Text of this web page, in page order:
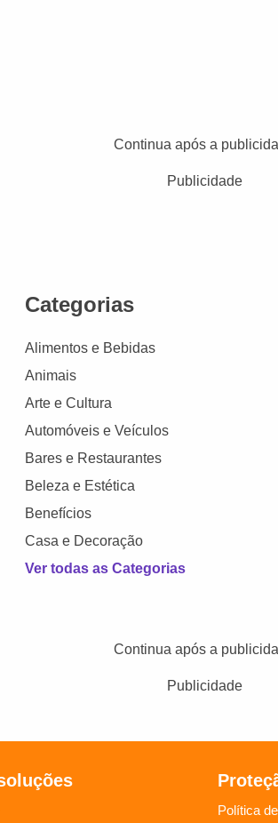
Continua após a
Publicidade
Categorias
Alimentos e Bebidas
Animais
Arte e Cultura
Automóveis e Veículos
Bares e Restaurantes
Beleza e Estética
Benefícios
Casa e Decoração
Ver todas as Categorias
Continua após a
Publicidade
Política